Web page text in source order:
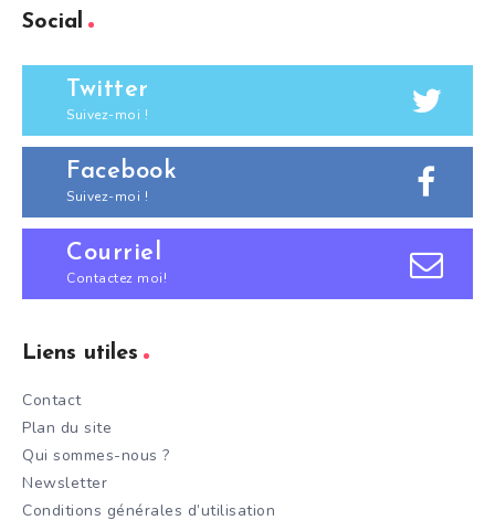
Social
Twitter
Suivez-moi !
Facebook
Suivez-moi !
Courriel
Contactez moi!
Liens utiles
Contact
Plan du site
Qui sommes-nous ?
Newsletter
Conditions générales d’utilisation